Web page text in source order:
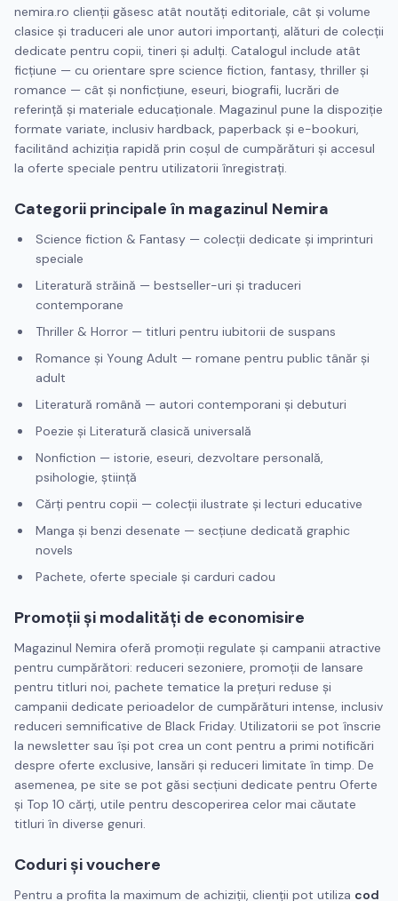
nemira.ro clienţii găsesc atât noutăţi editoriale, cât şi volume
clasice şi traduceri ale unor autori importanţi, alături de colecţii
dedicate pentru copii, tineri şi adulţi. Catalogul include atât
ficţiune — cu orientare spre science fiction, fantasy, thriller şi
romance — cât şi nonficţiune, eseuri, biografii, lucrări de
referinţă şi materiale educaţionale. Magazinul pune la dispoziţie
formate variate, inclusiv hardback, paperback şi e-bookuri,
facilitând achiziţia rapidă prin coşul de cumpărături şi accesul
la oferte speciale pentru utilizatorii înregistraţi.
Categorii principale în magazinul Nemira
Science fiction & Fantasy — colecţii dedicate şi imprinturi
speciale
Literatură străină — bestseller-uri şi traduceri
contemporane
Thriller & Horror — titluri pentru iubitorii de suspans
Romance şi Young Adult — romane pentru public tânăr şi
adult
Literatură română — autori contemporani şi debuturi
Poezie şi Literatură clasică universală
Nonfiction — istorie, eseuri, dezvoltare personală,
psihologie, ştiinţă
Cărţi pentru copii — colecţii ilustrate şi lecturi educative
Manga şi benzi desenate — secţiune dedicată graphic
novels
Pachete, oferte speciale şi carduri cadou
Promoţii şi modalităţi de economisire
Magazinul Nemira oferă promoţii regulate şi campanii atractive
pentru cumpărători: reduceri sezoniere, promoţii de lansare
pentru titluri noi, pachete tematice la preţuri reduse şi
campanii dedicate perioadelor de cumpărături intense, inclusiv
reduceri semnificative de Black Friday. Utilizatorii se pot înscrie
la newsletter sau îşi pot crea un cont pentru a primi notificări
despre oferte exclusive, lansări şi reduceri limitate în timp. De
asemenea, pe site se pot găsi secţiuni dedicate pentru Oferte
şi Top 10 cărţi, utile pentru descoperirea celor mai căutate
titluri în diverse genuri.
Coduri şi vouchere
Pentru a profita la maximum de achiziţii, clienţii pot utiliza cod